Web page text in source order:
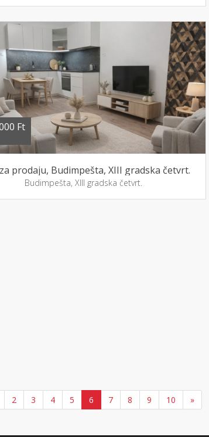
Ft
prodaju, Budimpešta, XIII gradska četvrt.
Budimpešta, XIII gradska četvrt.
2 3 4 5 6 7 8 9 10 »